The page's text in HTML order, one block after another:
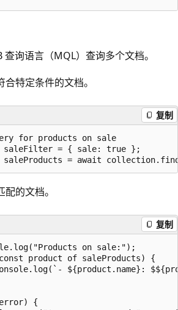
询语言（MQL）查询多个文档。
特定条件的文档。
复制
for products on sale
saleFilter = { sale: true };
的文档。
复制
on sale:");
product of saleProducts) {
${product.name}:
{